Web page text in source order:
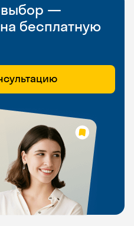
выбор —
бесплатную